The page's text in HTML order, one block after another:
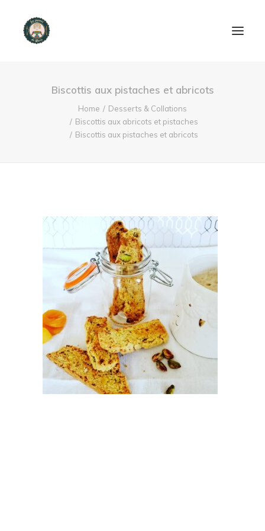
ACCUEIL
PRODUITS ET SERVICES
NOUS CONTACTER
Biscottis aux pistaches et abricots
Home
Desserts & Collations
Biscottis aux abricots et pistaches
Biscottis aux pistaches et abricots